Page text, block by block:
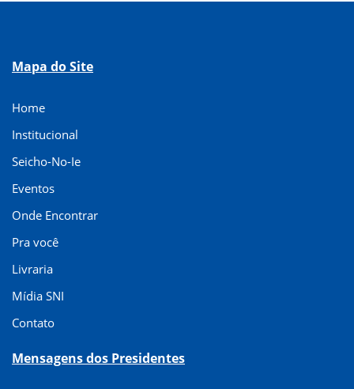
Mapa do Site
Home
Institucional
Seicho-No-Ie
Eventos
Onde Encontrar
Pra você
Livraria
Mídia SNI
Contato
Mensagens dos Presidentes